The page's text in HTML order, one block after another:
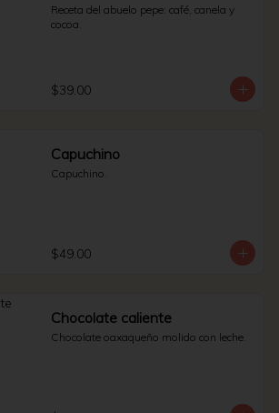
Receta del abuelo pepe: café, canela y
cocoa.
$39.00
Capuchino
Capuchino.
$49.00
Chocolate caliente
Chocolate oaxaqueño molido con leche.